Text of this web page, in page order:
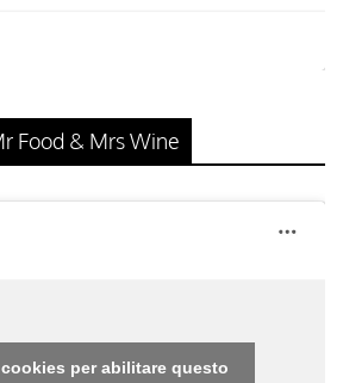
Food & Mrs Wine
per abilitare questo